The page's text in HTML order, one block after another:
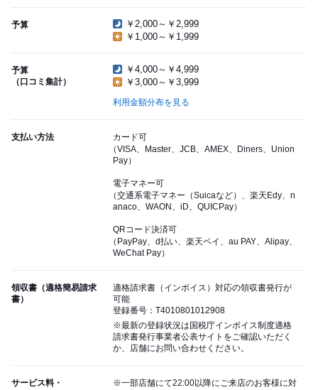
予算
￥2,000～￥2,999
￥1,000～￥1,999
予算
（口コミ集計）
￥4,000～￥4,999
￥3,000～￥3,999
利用金額分布を見る
支払い方法
カード可
（VISA、Master、JCB、AMEX、Diners、Union
Pay）
電子マネー可
（交通系電子マネー（Suicaなど）、楽天Edy、n
anaco、WAON、iD、QUICPay）
QRコード決済可
（PayPay、d払い、楽天ペイ、au PAY、Alipay、
WeChat Pay）
領収書（適格簡易請求
書）
適格請求書（インボイス）対応の領収書発行が
可能
登録番号：T4010801012908
※最新の登録状況は国税庁インボイス制度適格
請求書発行事業者公表サイトをご確認いただく
か、店舗にお問い合わせください。
サービス料・
※一部店舗にて22:00以降にご来店のお客様に対